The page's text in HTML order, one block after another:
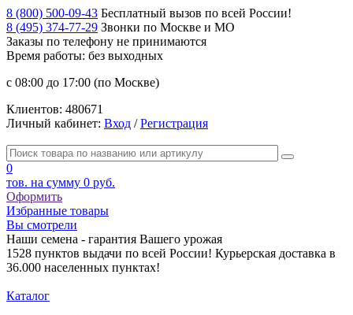
8 (800) 500-09-43 Бесплатный вызов по всей России!
8 (495) 374-77-29 Звонки по Москве и МО
Заказы по телефону не принимаются
Время работы: без выходных
с 08:00 до 17:00 (по Москве)
Клиентов: 480671
Личный кабинет: Вход /Регистрация
0
тов. на сумму 0 руб.
Оформить
Избранные товары
Вы смотрели
Наши семена - гарантия Вашего урожая
1528 пунктов выдачи по всей России! Курьерская доставка в
36.000 населенных пунктах!
Каталог